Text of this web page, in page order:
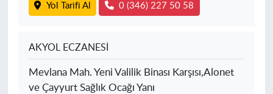
Yol Tarifi Al 0 (346) 227 50 58
AKYOL ECZANESİ
Mevlana Mah. Yeni Valilik Binası Karşısı,Alonet
ve Çayyurt Sağlık Ocağı Yanı